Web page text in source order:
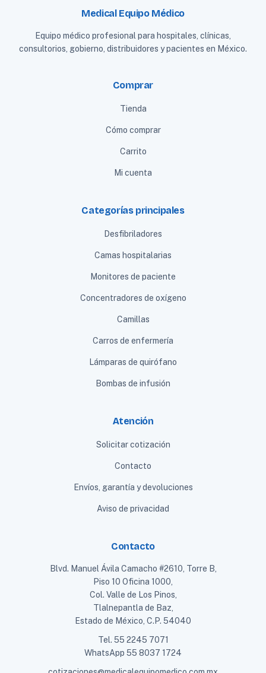
Medical Equipo Médico
Equipo médico profesional para hospitales, clínicas,
consultorios, gobierno, distribuidores y pacientes en México.
Comprar
Tienda
Cómo comprar
Carrito
Mi cuenta
Categorías principales
Desfibriladores
Camas hospitalarias
Monitores de paciente
Concentradores de oxígeno
Camillas
Carros de enfermería
Lámparas de quirófano
Bombas de infusión
Atención
Solicitar cotización
Contacto
Envíos, garantía y devoluciones
Aviso de privacidad
Contacto
Blvd. Manuel Ávila Camacho #2610, Torre B,
Piso 10 Oficina 1000,
Col. Valle de Los Pinos,
Tlalnepantla de Baz,
Estado de México, C.P. 54040
Tel. 55 2245 7071
WhatsApp 55 8037 1724